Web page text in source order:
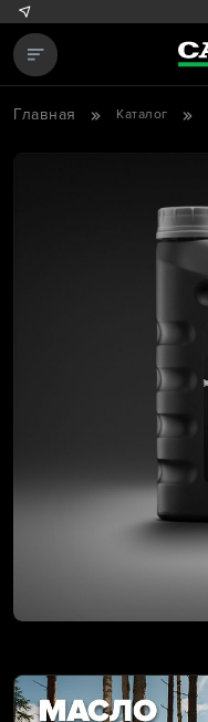
Главная Каталог